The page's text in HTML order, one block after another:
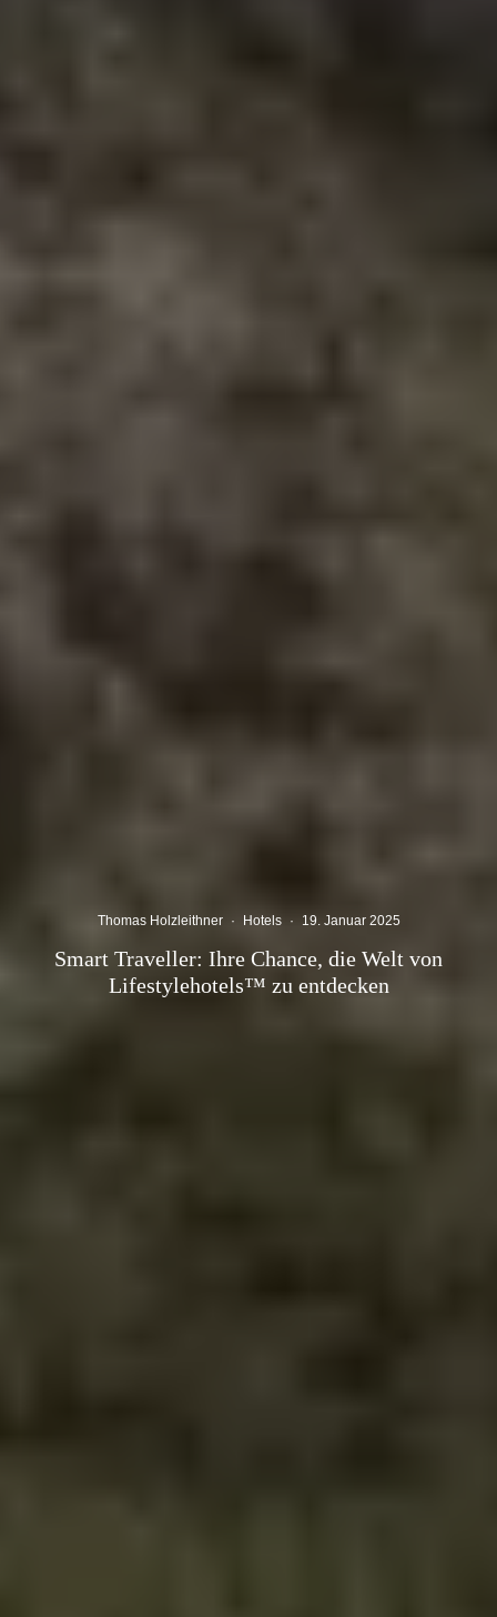
Thomas Holzleithner · Hotels · 19. Januar 2025
Smart Traveller: Ihre Chance, die Welt von
Lifestylehotels™ zu entdecken